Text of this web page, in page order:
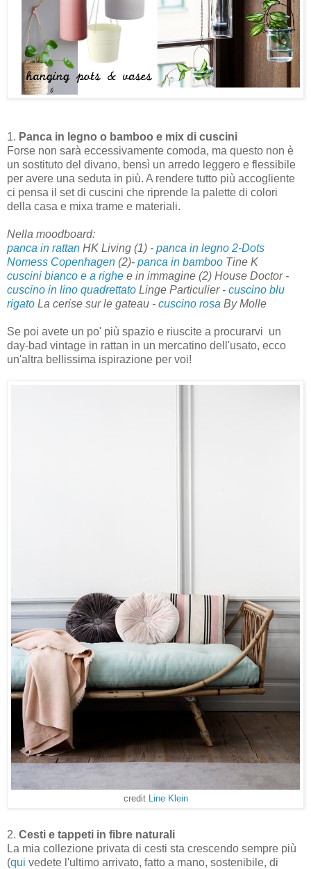
1. Panca in legno o bamboo e mix di cuscini
Forse non sarà eccessivamente comoda, ma questo non è
un sostituto del divano, bensì un arredo leggero e flessibile
per avere una seduta in più. A rendere tutto più accogliente
ci pensa il set di cuscini che riprende la palette di colori
della casa e mixa trame e materiali.
Nella moodboard:
panca in rattan HK Living (1) - panca in legno 2-Dots
Nomess Copenhagen (2)- panca in bamboo Tine K
cuscini bianco e a righe e in immagine (2) House Doctor -
cuscino in lino quadrettato Linge Particulier - cuscino blu
rigato La cerise sur le gateau - cuscino rosa By Molle
Se poi avete un po' più spazio e riuscite a procurarvi un
day-bad vintage in rattan in un mercatino dell'usato, ecco
un'altra bellissima ispirazione per voi!
credit Line Klein
2. Cesti e tappeti in fibre naturali
La mia collezione privata di cesti sta crescendo sempre più
(qui vedete l'ultimo arrivato, fatto a mano, sostenibile, di